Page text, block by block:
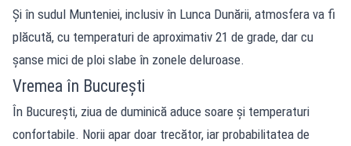
Și în sudul Munteniei, inclusiv în Lunca Dunării, atmosfera va fi
plăcută, cu temperaturi de aproximativ 21 de grade, dar cu
șanse mici de ploi slabe în zonele deluroase.
Vremea în București
În București, ziua de duminică aduce soare și temperaturi
confortabile. Norii apar doar trecător, iar probabilitatea de